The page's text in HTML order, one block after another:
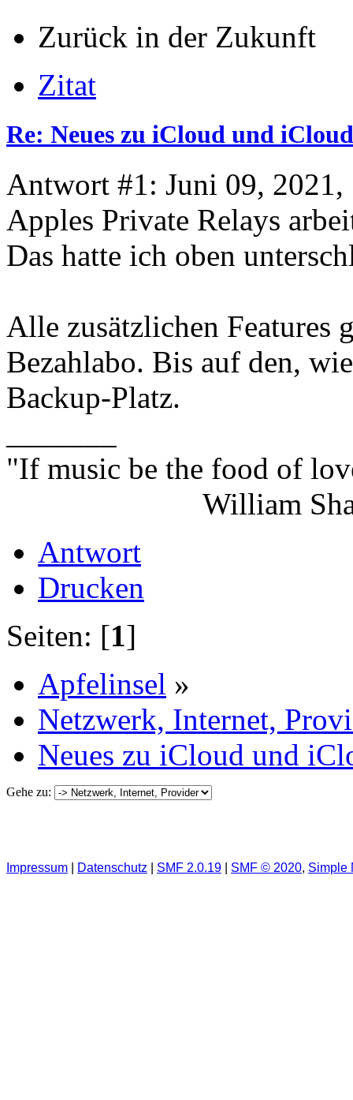
Zurück in der Zukunft
Zitat
Re: Neues zu iCloud und
Antwort #1: Juni 09, 2021,
Apples Private Relays
Das hatte ich oben
Alle zusätzlichen Features
Bezahlabo. Bis auf den,
Backup-Platz.
"If music be the food of
William
Antwort
Drucken
Seiten: [1]
Apfelinsel »
Netzwerk, Internet,
Neues zu iCloud und
Gehe zu:
Impressum Datenschutz SMF 2.0.19 SMF © 2020, Simple